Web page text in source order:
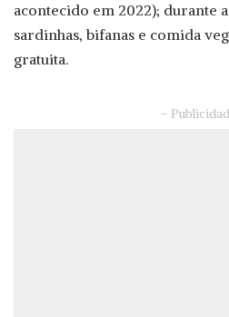
acontecido em 2022); durante
sardinhas, bifanas e comida
gratuita.
–